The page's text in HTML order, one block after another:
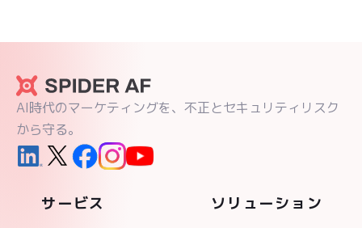
AI時代のマーケティングを、不正とセキュリティリスク
から守る。
サービス ソリューション